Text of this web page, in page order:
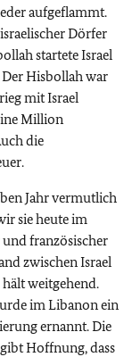
aufgeflammt.
Dörfer
startete Israel
Hisbollah war
mit Israel
Million
die
Jahr vermutlich
sie heute im
französischer
zwischen Israel
weitgehend.
im Libanon ein
ernannt. Die
Hoffnung, dass